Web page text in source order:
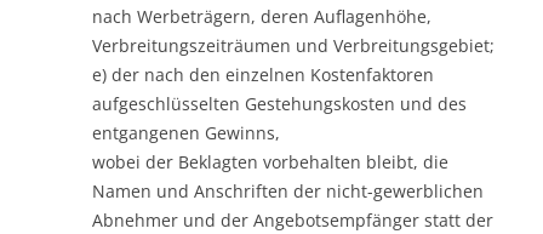
nach Werbeträgern, deren Auflagenhöhe,
Verbreitungszeiträumen und Verbreitungsgebiet;
e) der nach den einzelnen Kostenfaktoren
aufgeschlüsselten Gestehungskosten und des
entgangenen Gewinns,
wobei der Beklagten vorbehalten bleibt, die
Namen und Anschriften der nicht-gewerblichen
Abnehmer und der Angebotsempfänger statt der